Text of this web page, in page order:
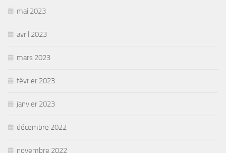
mai 2023
avril 2023
mars 2023
février 2023
janvier 2023
décembre 2022
novembre 2022